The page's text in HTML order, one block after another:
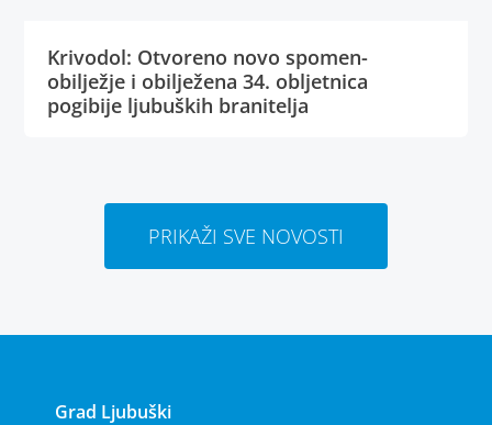
Krivodol: Otvoreno novo spomen-
obilježje i obilježena 34. obljetnica
pogibije ljubuških branitelja
PRIKAŽI SVE NOVOSTI
Grad Ljubuški